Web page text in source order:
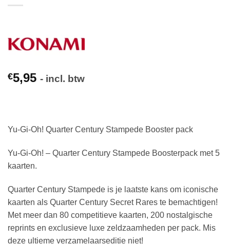
€5,95 - incl. btw
Yu-Gi-Oh! Quarter Century Stampede Booster pack
Yu-Gi-Oh! – Quarter Century Stampede Boosterpack met 5
kaarten.
Quarter Century Stampede is je laatste kans om iconische
kaarten als Quarter Century Secret Rares te bemachtigen!
Met meer dan 80 competitieve kaarten, 200 nostalgische
reprints en exclusieve luxe zeldzaamheden per pack. Mis
deze ultieme verzamelaarseditie niet!